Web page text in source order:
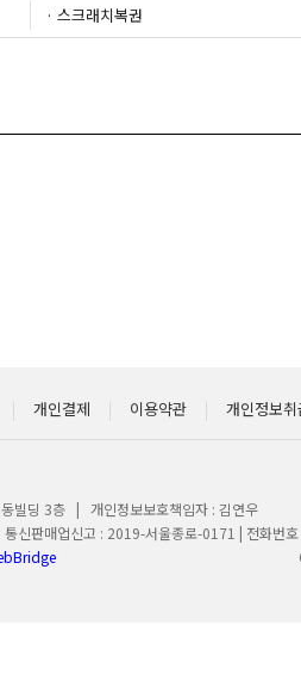
· 스크래치복권
개인결제 이용약관 개인정보취
빌딩 3층 | 개인정보보호책임자 : 김연우
신판매업신고 : 2019-서울종로-0171 | 전화
COPYRIGHT 2023